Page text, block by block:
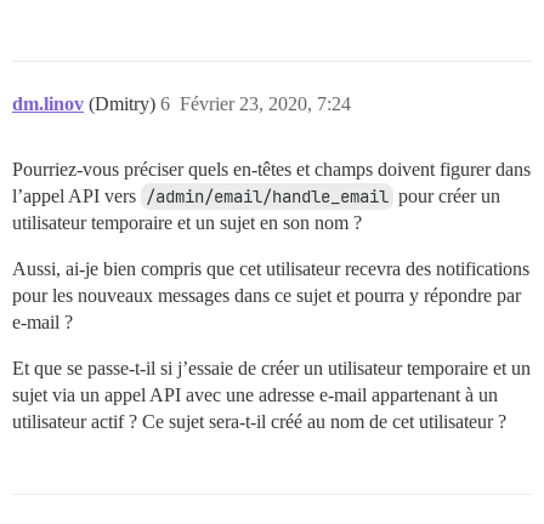
dm.linov (Dmitry) Février 23, 2020, 7:24
6
Pourriez-vous préciser quels en-têtes et champs doivent figurer dans
l’appel API vers /admin/email/handle_email pour créer un
utilisateur temporaire et un sujet en son nom ?
Aussi, ai-je bien compris que cet utilisateur recevra des notifications
pour les nouveaux messages dans ce sujet et pourra y répondre par
e-mail ?
Et que se passe-t-il si j’essaie de créer un utilisateur temporaire et un
sujet via un appel API avec une adresse e-mail appartenant à un
utilisateur actif ? Ce sujet sera-t-il créé au nom de cet utilisateur ?